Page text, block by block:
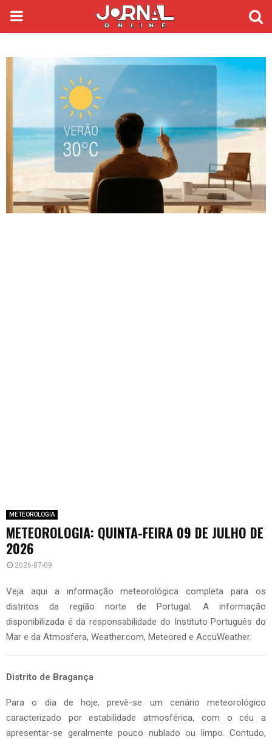
PRIMARY
METEOROLOGIA
METEOROLOGIA: QUINTA-FEIRA 09 DE JULHO DE
2026
2026-07-09
Veja aqui a informação meteorológica completa para os
distritos da região norte de Portugal. A informação
disponibilizada é da responsabilidade do Instituto Português do
Mar e da Atmosfera, Weather.com, Meteored e AccuWeather.
Distrito de Bragança
Para o dia de hoje, prevê-se um cenário meteorológico
caracterizado por estabilidade atmosférica, com o céu a
apresentar-se geralmente pouco nublado ou limpo. Contudo,